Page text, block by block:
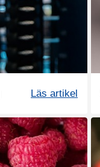
Läs artikel